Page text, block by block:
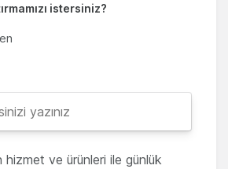
istersiniz?
hizmet ve ürünleri ile günlük